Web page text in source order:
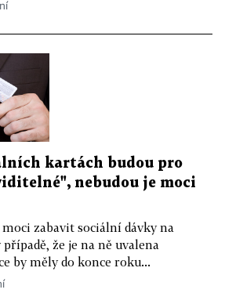
kartách budou pro
nebudou je moci
zabavit sociální dávky na
že je na ně uvalena
by měly do konce roku...